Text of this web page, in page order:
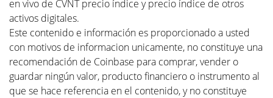
en vivo de CVNT precio índice y precio índice de otros
activos digitales.
Este contenido e información es proporcionado a usted
con motivos de informacion unicamente, no constituye una
recomendación de Coinbase para comprar, vender o
guardar ningún valor, producto financiero o instrumento al
que se hace referencia en el contenido, y no constituye